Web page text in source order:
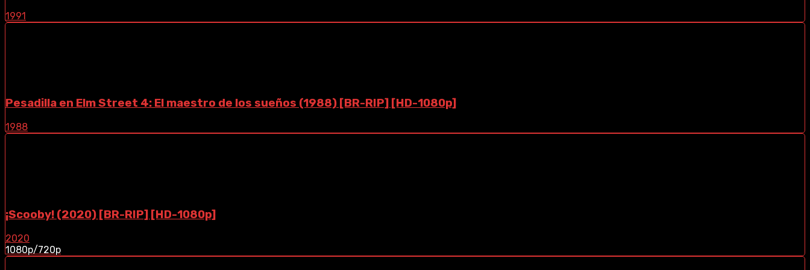
1991
Pesadilla en Elm Street 4: El maestro de los sueños (1988) [BR-RIP] [HD-1080p]
1988
¡Scooby! (2020) [BR-RIP] [HD-1080p]
2020
1080p/720p